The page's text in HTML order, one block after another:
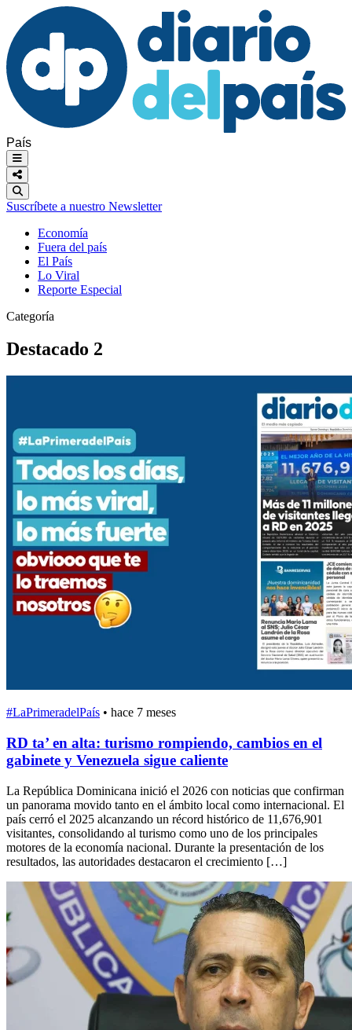
País
Suscríbete a nuestro Newsletter
Economía
Fuera del país
El País
Lo Viral
Reporte Especial
Categoría
Destacado 2
#LaPrimeradelPaís • hace 7 meses
RD ta’ en alta: turismo rompiendo, cambios en el
gabinete y Venezuela sigue caliente
La República Dominicana inició el 2026 con noticias que confirman
un panorama movido tanto en el ámbito local como internacional. El
país cerró el 2025 alcanzando un récord histórico de 11,676,901
visitantes, consolidando al turismo como uno de los principales
motores de la economía nacional. Durante la presentación de los
resultados, las autoridades destacaron el crecimiento […]